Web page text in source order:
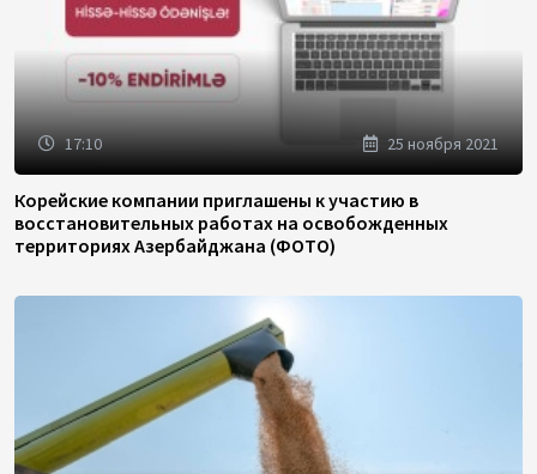
17:10 25 ноября 2021
Корейские компании приглашены к участию в
восстановительных работах на освобожденных
территориях Азербайджана (ФОТО)